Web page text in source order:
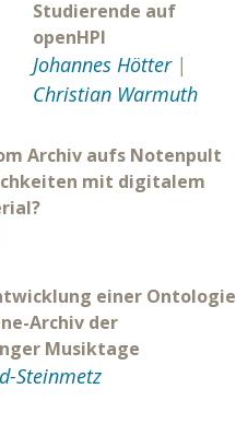
Studierende auf
openHPI
Johannes Hötter |
Christian Warmuth
Archiv aufs Notenpult
mit digitalem
einer Ontologie
Archiv der
Musiktage
Steinmetz